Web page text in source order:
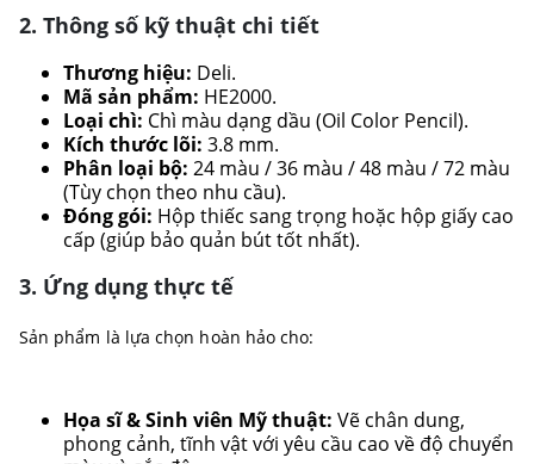
2. Thông số kỹ thuật chi tiết
Thương hiệu: Deli.
Mã sản phẩm: HE2000.
Loại chì: Chì màu dạng dầu (Oil Color Pencil).
Kích thước lõi: 3.8 mm.
Phân loại bộ: 24 màu / 36 màu / 48 màu / 72 màu
(Tùy chọn theo nhu cầu).
Đóng gói: Hộp thiếc sang trọng hoặc hộp giấy cao
cấp (giúp bảo quản bút tốt nhất).
3. Ứng dụng thực tế
Sản phẩm là lựa chọn hoàn hảo cho:
Họa sĩ & Sinh viên Mỹ thuật: Vẽ chân dung,
phong cảnh, tĩnh vật với yêu cầu cao về độ chuyển